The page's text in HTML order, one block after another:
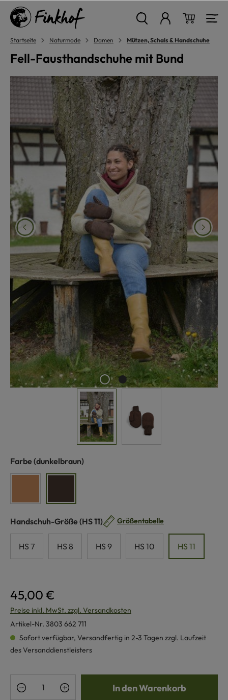
springen
Startseite Naturmode Damen Mützen, Schals & Handschuhe
Fell-Fausthandschuhe mit Bund
Bildergalerie überspringen
Farbe auswählen
(dunkelbraun)
Handschuh-Größe auswählen
(HS 11) Größentabelle
HS 7 HS 8 HS 9 HS 10 HS 11
45,00 €
Preise inkl. MwSt. zzgl. Versandkosten
Artikel-Nr. 3803 662 711
Sofort verfügbar, Versandfertig in 2-3 Tagen zzgl. Laufzeit
des Versanddienstleisters
Produkt Anzahl: Gib den gewünschten
In den Warenkorb